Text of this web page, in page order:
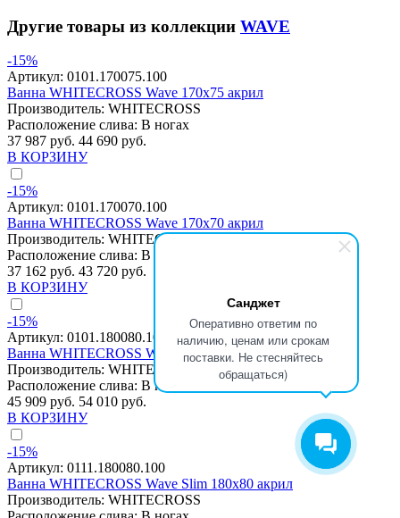
Санджет
Оперативно ответим по
наличию, ценам или срокам
поставки. Не стесняйтесь
обращаться)
Другие товары из коллекции WAVE
-15%
Артикул: 0101.170075.100
Ванна WHITECROSS Wave 170x75 акрил
Производитель: WHITECROSS
Расположение слива: В ногах
37 987 руб. 44 690 руб.
В КОРЗИНУ
-15%
Артикул: 0101.170070.100
Ванна WHITECROSS Wave 170x70 акрил
Производитель: WHITECROSS
Расположение слива: В ногах
37 162 руб. 43 720 руб.
В КОРЗИНУ
-15%
Артикул: 0101.180080.100
Ванна WHITECROSS Wave 180x80 акрил
Производитель: WHITECROSS
Расположение слива: В ногах
45 909 руб. 54 010 руб.
В КОРЗИНУ
-15%
Артикул: 0111.180080.100
Ванна WHITECROSS Wave Slim 180x80 акрил
Производитель: WHITECROSS